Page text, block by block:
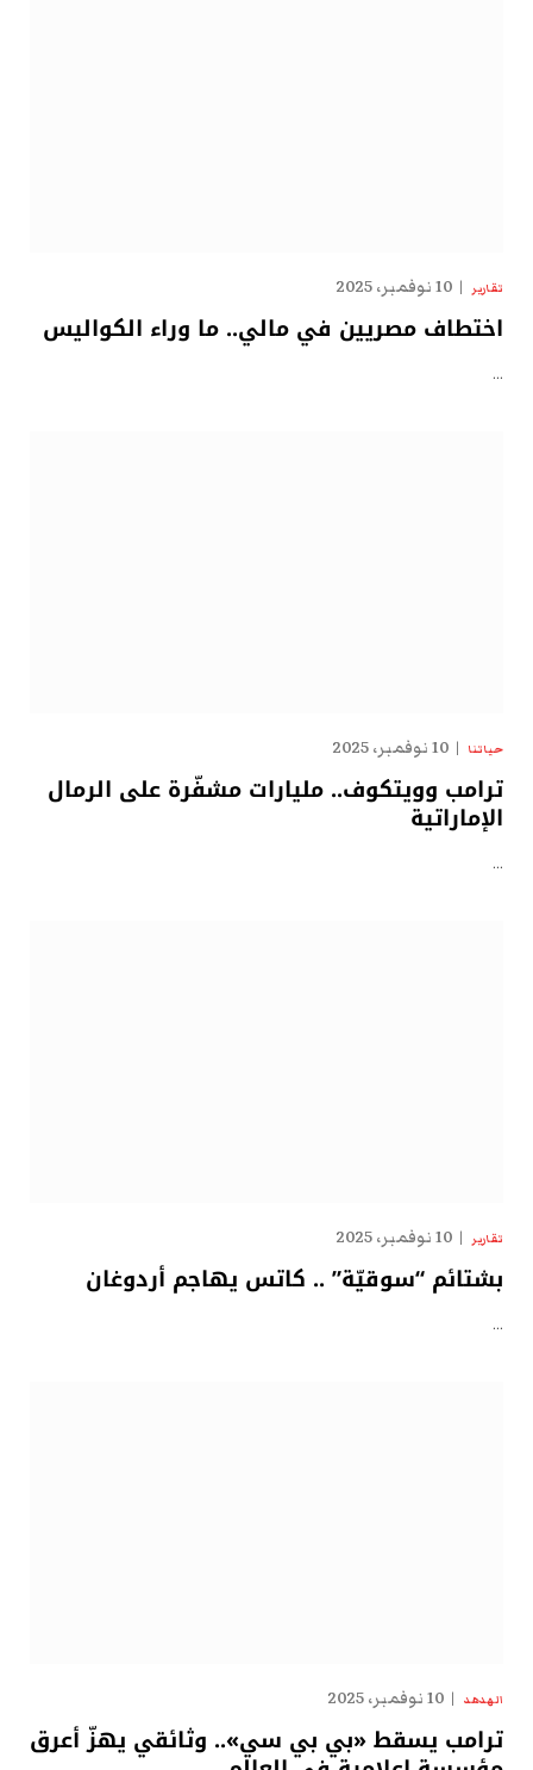
تقارير 10 نوفمبر، 2025
اختطاف مصريين في مالي.. ما وراء الكواليس
…
حياتنا 10 نوفمبر، 2025
ترامب وويتكوف.. مليارات مشفّرة على الرمال
الإماراتية
…
تقارير 10 نوفمبر، 2025
بشتائم “سوقيّة” .. كاتس يهاجم أردوغان
…
الهدهد 10 نوفمبر، 2025
ترامب يسقط «بي بي سي».. وثائقي يهزّ أعرق